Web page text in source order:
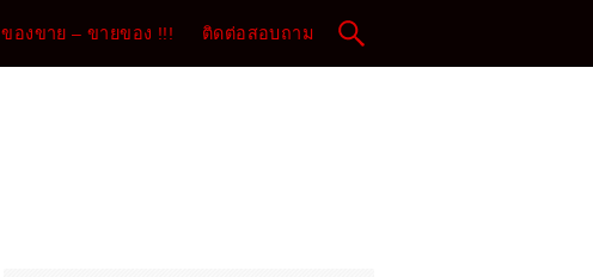
ของขาย – ขายของ !!! ติดต่อสอบถาม